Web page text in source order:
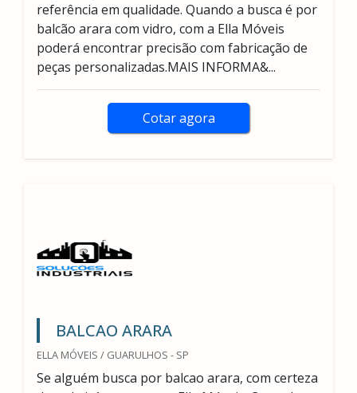
referência em qualidade. Quando a busca é por
balcão arara com vidro, com a Ella Móveis
poderá encontrar precisão com fabricação de
peças personalizadas.MAIS INFORMA&...
Cotar agora
BALCAO ARARA
ELLA MÓVEIS / GUARULHOS - SP
Se alguém busca por balcao arara, com certeza